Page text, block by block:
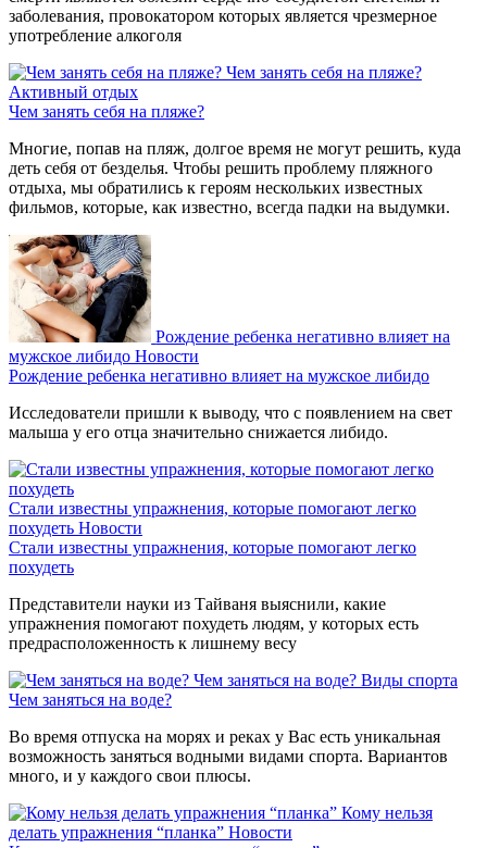
заболевания, провокатором которых является чрезмерное
употребление алкоголя
Чем занять себя на пляже?
Активный отдых
Чем занять себя на пляже?
Многие, попав на пляж, долгое время не могут решить, куда
деть себя от безделья. Чтобы решить проблему пляжного
отдыха, мы обратились к героям нескольких известных
фильмов, которые, как известно, всегда падки на выдумки.
Рождение ребенка негативно влияет на
мужское либидо Новости
Рождение ребенка негативно влияет на мужское либидо
Исследователи пришли к выводу, что с появлением на свет
малыша у его отца значительно снижается либидо.
Стали известны упражнения, которые помогают легко
похудеть Новости
Стали известны упражнения, которые помогают легко
похудеть
Представители науки из Тайваня выяснили, какие
упражнения помогают похудеть людям, у которых есть
предрасположенность к лишнему весу
Чем заняться на воде? Виды спорта
Чем заняться на воде?
Во время отпуска на морях и реках у Вас есть уникальная
возможность заняться водными видами спорта. Вариантов
много, и у каждого свои плюсы.
Кому нельзя
делать упражнения “планка” Новости